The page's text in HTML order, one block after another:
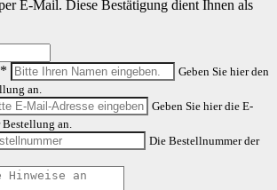
E-Mail. Diese Bestätigung dient Ihnen als
Geben Sie hier den
an.
Geben Sie hier die E-
an.
Die Bestellnummer der